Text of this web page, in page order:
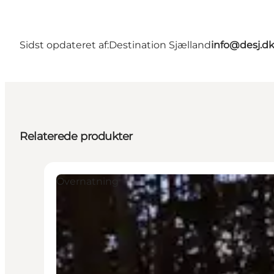
Sidst opdateret af:Destination Sjællandinfo@desj.dk
Relaterede produkter
Overnatning